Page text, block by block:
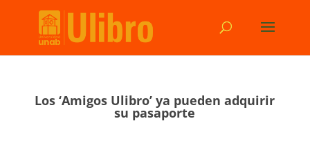
Los ‘Amigos Ulibro’ ya pueden adquirir
su pasaporte